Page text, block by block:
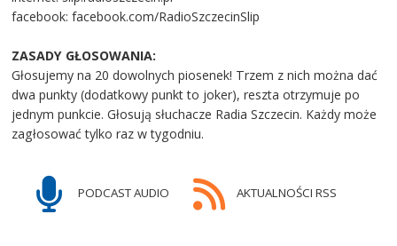
facebook: facebook.com/RadioSzczecinSlip
ZASADY GŁOSOWANIA:
Głosujemy na 20 dowolnych piosenek! Trzem z nich można dać
dwa punkty (dodatkowy punkt to joker), reszta otrzymuje po
jednym punkcie. Głosują słuchacze Radia Szczecin. Każdy może
zagłosować tylko raz w tygodniu.
PODCAST AUDIO AKTUALNOŚCI RSS